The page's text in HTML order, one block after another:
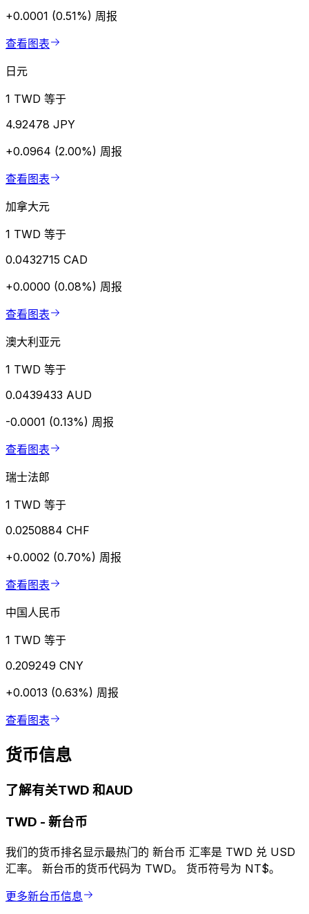
+0.0001 (0.51%) 周报
查看图表
日元
1 TWD 等于
4.92478 JPY
+0.0964 (2.00%) 周报
查看图表
加拿大元
1 TWD 等于
0.0432715 CAD
+0.0000 (0.08%) 周报
查看图表
澳大利亚元
1 TWD 等于
0.0439433 AUD
-0.0001 (0.13%) 周报
查看图表
瑞士法郎
1 TWD 等于
0.0250884 CHF
+0.0002 (0.70%) 周报
查看图表
中国人民币
1 TWD 等于
0.209249 CNY
+0.0013 (0.63%) 周报
查看图表
货币信息
了解有关TWD 和AUD
TWD - 新台币
我们的货币排名显示最热门的 新台币 汇率是 TWD 兑 USD
汇率。 新台币的货币代码为 TWD。 货币符号为 NT$。
更多新台币信息